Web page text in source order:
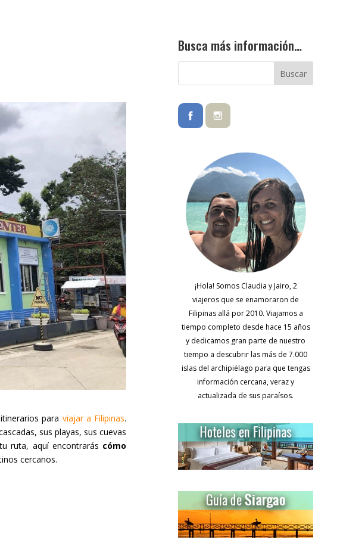
para viajar a Filipinas.
sus playas, sus cuevas
ruta, aquí encontrarás cómo
cercanos.
Busca más información…
¡Hola! Somos Claudia y Jairo, 2
viajeros que se enamoraron de
Filipinas allá por 2010. Viajamos a
tiempo completo desde hace 15 años
y dedicamos gran parte de nuestro
tiempo a descubrir las más de 7.000
islas del archipiélago para que tengas
información cercana, veraz y
actualizada de sus paraísos.